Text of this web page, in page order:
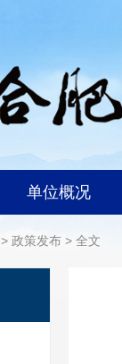
单位概况
> 政策发布 > 全文